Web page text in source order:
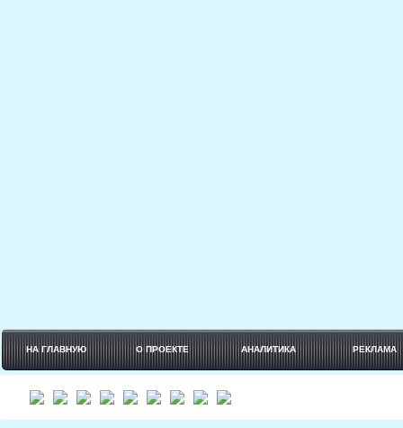
НА ГЛАВНУЮ О ПРОЕКТЕ АНАЛИТИКА РЕКЛАМА